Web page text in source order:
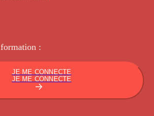
formation :
JE ME CONNECTE
JE ME CONNECTE